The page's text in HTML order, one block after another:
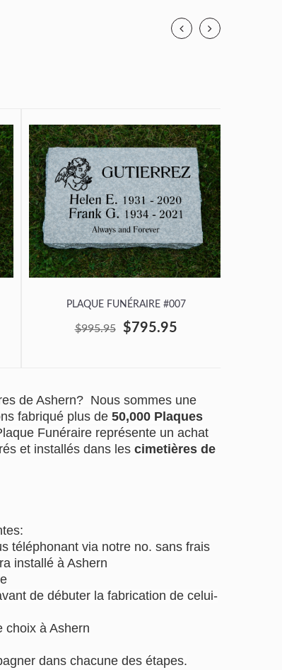
PLAQUE FUNÉRAIRE #007
$995.95 $795.95
de Ashern? Nous sommes une
fabriqué plus de 50,000 Plaques
Funéraire représente un achat
et installés dans les cimetières de
téléphonant via notre no. sans frais
installé à Ashern
de débuter la fabrication de celui-
choix à Ashern
dans chacune des étapes.